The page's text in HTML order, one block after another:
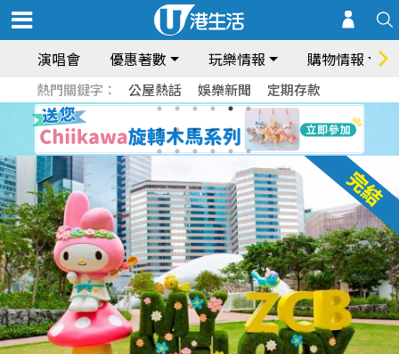
演唱會 優惠著數 玩樂情報 購物情報
熱門關鍵字： 公屋熱話 娛樂新聞 定期存款